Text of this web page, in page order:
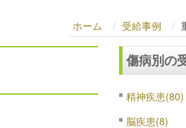
ホーム 受給事例
傷病別の
精神疾患(80)
脳疾患(8)